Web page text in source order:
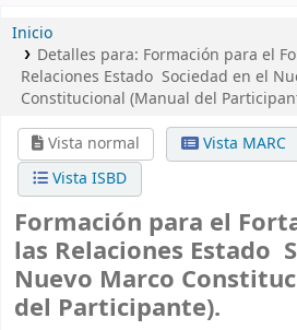
Inicio
Detalles para: Formación para el
Relaciones Estado  Sociedad en el
Constitucional (Manual del
Vista normal
Vista MARC
Vista ISBD
Formación para el
las Relaciones Estado 
Nuevo Marco
del Participante).